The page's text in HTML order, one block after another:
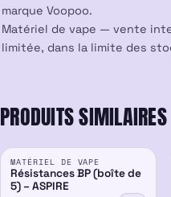
marque Voopoo.
Matériel de vape — vente
limitée, dans la limite des
PRODUITS SIMILAIRES
MATÉRIEL DE VAPE
Résistances BP (boîte de
5) – ASPIRE